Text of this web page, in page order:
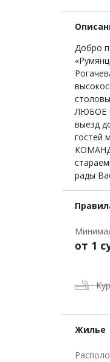
Добро
ЛЮБОЕ
выезд
гостей
рады
от 1
Жилье